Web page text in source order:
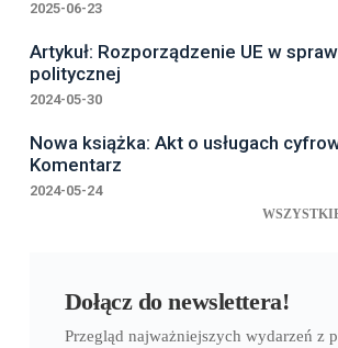
2025-06-23
Artykuł: Rozporządzenie UE w
politycznej
2024-05-30
Nowa książka: Akt o usługach
Komentarz
2024-05-24
Dołącz do newslettera!
Przegląd najważniejszych wydarzeń z